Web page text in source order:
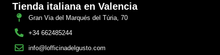
Tienda italiana en Valencia
Gran Via del Marqués del Túria, 70
+34 662485244
info@lofficinadelgusto.com